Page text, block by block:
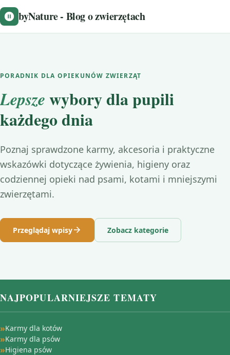
byNature - Blog o zwierzętach
PORADNIK DLA OPIEKUNÓW ZWIERZĄT
Lepsze wybory dla pupili
każdego dnia
Poznaj sprawdzone karmy, akcesoria i praktyczne
wskazówki dotyczące żywienia, higieny oraz
codziennej opieki nad psami, kotami i mniejszymi
zwierzętami.
Przeglądaj wpisy Zobacz kategorie
NAJPOPULARNIEJSZE TEMATY
Karmy dla kotów
Karmy dla psów
Higiena psów